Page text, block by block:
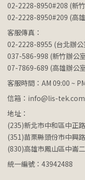
02-2228-8950#208 (新
02-2228-8950#209 (高
客服傳真：
02-2228-8955 (台北辦公
037-586-998 (新竹辦公
07-7869-689 (高雄辦公
客服時間：AM 09:00 ~
信箱：info@lis-tek.com
地址：
(235)新北市中和區中正
(351)苗栗縣頭份市中興
(830)高雄市鳳山區中崙
統一編號：43942488